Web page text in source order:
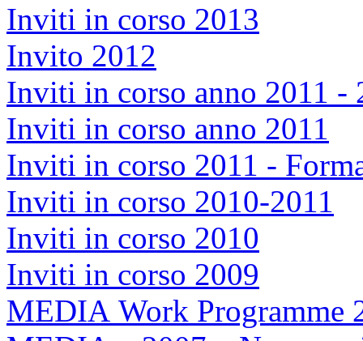
Inviti in corso 2013
Invito 2012
Inviti in corso anno 2011 -
Inviti in corso anno 2011
Inviti in corso 2011 -
Inviti in corso 2010-2011
Inviti in corso 2010
Inviti in corso 2009
MEDIA Work Programme